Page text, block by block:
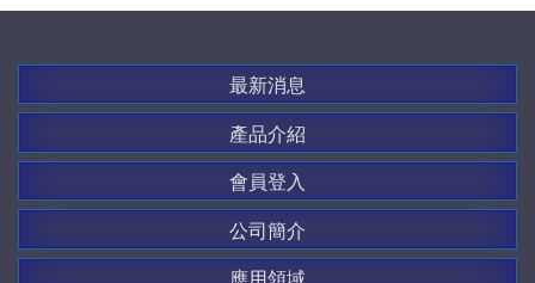
最新消息
產品介紹
會員登入
公司簡介